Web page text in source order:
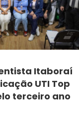
Itaboraí
UTI Top
terceiro ano